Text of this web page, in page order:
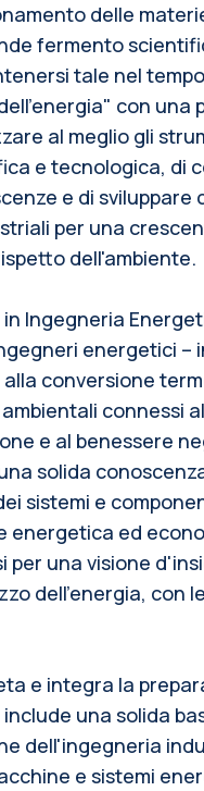
delle
fermento
tale nel
con una
al meglio gli
e tecnologica, di
e di sviluppare
per una
dell'ambiente.
Ingegneria
energetici –
conversione
connessi
e al benessere
solida
sistemi e
energetica ed
per una visione
dell'energia, con
e integra la
una solida
dell'ingegneria
e sistemi